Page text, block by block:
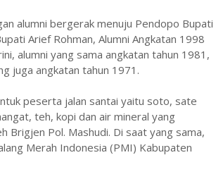
alumni bergerak menuju Pendopo Bupati
Arief Rohman, Alumni Angkatan 1998
alumni yang sama angkatan tahun 1981,
juga angkatan tahun 1971.
peserta jalan santai yaitu soto, sate
teh, kopi dan air mineral yang
Brigjen Pol. Mashudi. Di saat yang sama,
Merah Indonesia (PMI) Kabupaten